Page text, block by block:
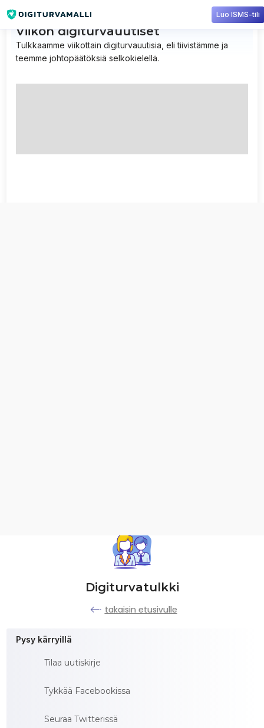
Digiturvatulkki
takaisin etusivulle
Pysy kärryillä
Tilaa uutiskirje
Tykkää Facebookissa
Seuraa Twitterissä
Viikon digiturvauutiset
Tulkkaamme viikottain digiturvauutisia, eli tiivistämme ja
teemme johtopäätöksiä selkokielellä.
Luo ISMS-tili